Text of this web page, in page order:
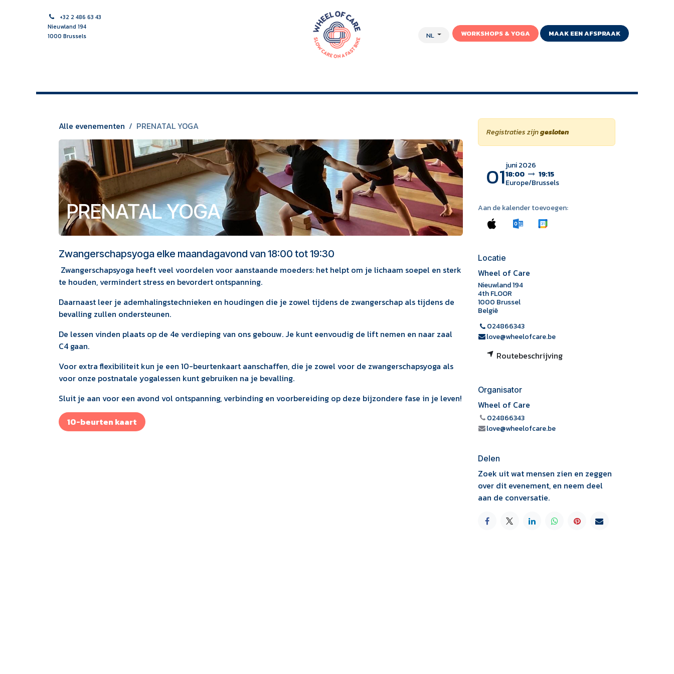
+32 2 486 63 43
Nieuwland 194
1000 Brussels
NL WORKSHOPS & YOGA MAAK EEN AFSPRAAK
Alle evenementen PRENATAL YOGA
PRENATAL YOGA
Zwangerschapsyoga elke maandagavond van 18:00 tot 19:30
Zwangerschapsyoga heeft veel voordelen voor aanstaande moeders: het helpt om je lichaam soepel en sterk
te houden, vermindert stress en bevordert ontspanning.
Daarnaast leer je ademhalingstechnieken en houdingen die je zowel tijdens de zwangerschap als tijdens de
bevalling zullen ondersteunen.
De lessen vinden plaats op de 4e verdieping van ons gebouw. Je kunt eenvoudig de lift nemen en naar zaal
C4 gaan.
Voor extra flexibiliteit kun je een 10-beurtenkaart aanschaffen, die je zowel voor de zwangerschapsyoga als
voor onze postnatale yogalessen kunt gebruiken na je bevalling.
Sluit je aan voor een avond vol ontspanning, verbinding en voorbereiding op deze bijzondere fase in je leven!
10-beurt​​en ka​​​​a​​rt
Registraties zijngesloten
01juni 2026
18:00
19:15
Europe/Brussels
Aan de kalender toevoegen:
Locatie
Wheel of Care
Nieuwland 194
4th FLOOR
1000 Brussel
België
024866343
love@wheelofcare.be
Routebeschrijving
Organisator
Wheel of Care
024866343
love@wheelofcare.be
Delen
Zoek uit wat mensen zien en zeggen
over dit evenement, en neem deel
aan de conversatie.